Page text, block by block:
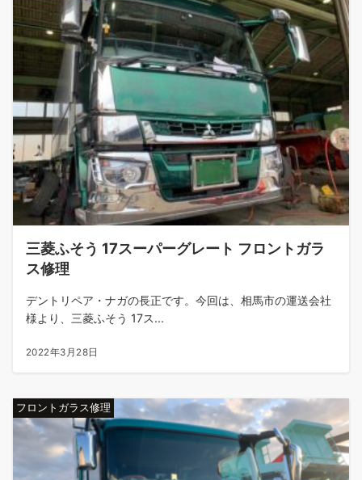
三菱ふそう 17スーパーグレート フロントガラ
ス修理
デントリペア・ナガの長正です。今回は、相馬市の運送会社
様より、三菱ふそう 17ス...
2022年3月28日
フロントガラス修理